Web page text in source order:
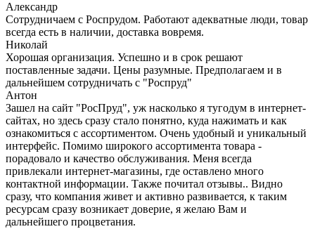
Александр
Сотрудничаем с Роспрудом. Работают адекватные люди, товар
всегда есть в наличии, доставка вовремя.
Николай
Хорошая организация. Успешно и в срок решают
поставленные задачи. Цены разумные. Предполагаем и в
дальнейшем сотрудничать с "Роспруд"
Антон
Зашел на сайт "РосПруд", уж насколько я тугодум в интернет-
сайтах, но здесь сразу стало понятно, куда нажимать и как
ознакомиться с ассортиментом. Очень удобный и уникальный
интерфейс. Помимо широкого ассортимента товара -
порадовало и качество обслуживания. Меня всегда
привлекали интернет-магазины, где оставлено много
контактной информации. Также почитал отзывы.. Видно
сразу, что компания живет и активно развивается, к таким
ресурсам сразу возникает доверие, я желаю Вам и
дальнейшего процветания.